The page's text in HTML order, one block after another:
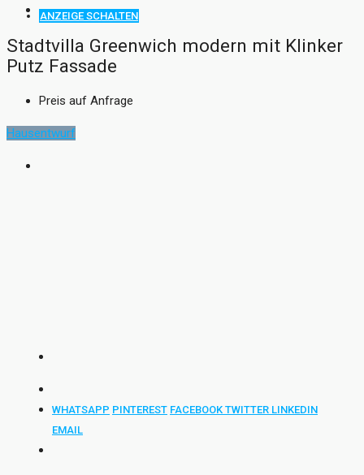
ANZEIGE SCHALTEN
Stadtvilla Greenwich modern mit Klinker
Putz Fassade
Preis auf Anfrage
Hausentwurf
WHATSAPP PINTEREST FACEBOOK TWITTER LINKEDIN
EMAIL